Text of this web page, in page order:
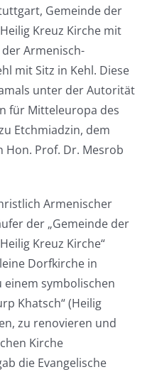
Gemeinde der
Kreuz Kirche mit
Armenisch-
mit Sitz in Kehl. Diese
unter der Autorität
für Mitteleuropa des
Etchmiadzin, dem
Prof. Dr. Mesrob
Armenischer
der „Gemeinde der
Kreuz Kirche“
Dorfkirche in
symbolischen
Khatsch“ (Heilig
zu renovieren und
Kirche
die Evangelische